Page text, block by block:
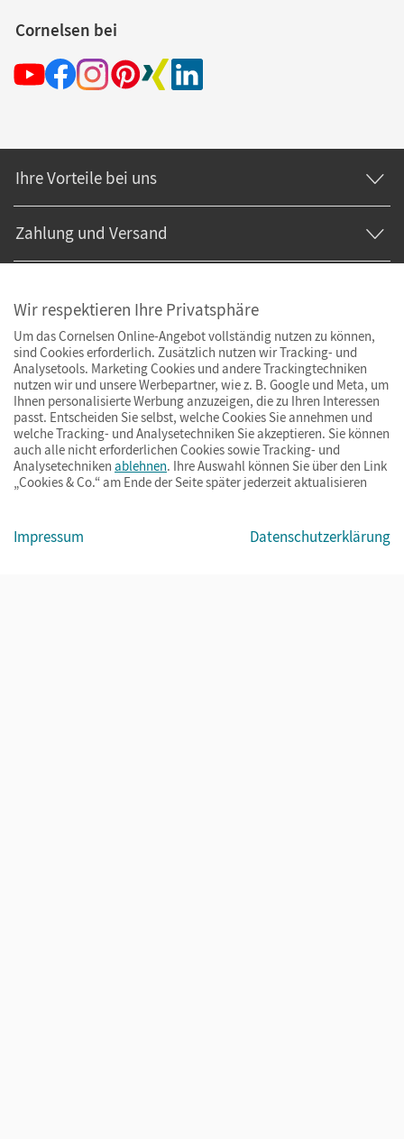
Cornelsen bei
Ihre Vorteile bei uns
Zahlung und Versand
© Cornelsen Verlag 2026
ImpressumAGBDatenschutzBarrierefreiheitCookies & Co.
Wir respektieren Ihre Privatsphäre
Um das Cornelsen Online-Angebot vollständig nutzen zu können,
sind Cookies erforderlich. Zusätzlich nutzen wir Tracking- und
Analysetools. Marketing Cookies und andere Trackingtechniken
nutzen wir und unsere Werbepartner, wie z. B. Google und Meta, um
Ihnen personalisierte Werbung anzuzeigen, die zu Ihren Interessen
passt. Entscheiden Sie selbst, welche Cookies Sie annehmen und
welche Tracking- und Analysetechniken Sie akzeptieren. Sie können
auch alle nicht erforderlichen Cookies sowie Tracking- und
Analysetechniken ablehnen. Ihre Auswahl können Sie über den Link
„Cookies & Co.“ am Ende der Seite später jederzeit aktualisieren
Impressum Datenschutzerklärung